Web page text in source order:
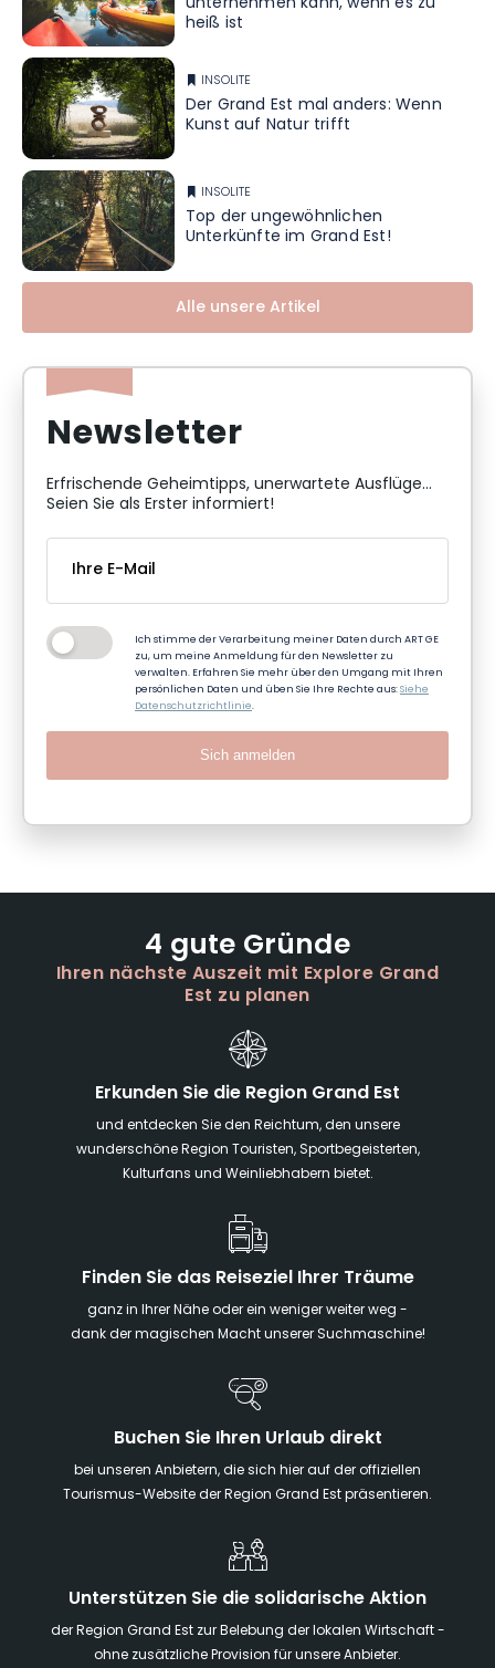
heiß ist
INSOLITE
Der Grand Est mal anders: Wenn
Kunst auf Natur trifft
INSOLITE
Top der ungewöhnlichen
Unterkünfte im Grand Est!
Alle unsere Artikel
Newsletter
Erfrischende Geheimtipps, unerwartete Ausflüge...
Seien Sie als Erster informiert!
Ich stimme der Verarbeitung meiner Daten durch ART GE
zu, um meine Anmeldung für den Newsletter zu
verwalten. Erfahren Sie mehr über den Umgang mit Ihren
persönlichen Daten und üben Sie Ihre Rechte aus:Siehe
Datenschutzrichtlinie.
Sich anmelden
4 gute Gründe
Ihren nächste Auszeit mit Explore Grand
Est zu planen
Erkunden Sie die Region Grand Est
und entdecken Sie den Reichtum, den unsere
wunderschöne Region Touristen, Sportbegeisterten,
Kulturfans und Weinliebhabern bietet.
Finden Sie das Reiseziel Ihrer Träume
ganz in Ihrer Nähe oder ein weniger weiter weg -
dank der magischen Macht unserer Suchmaschine!
Buchen Sie Ihren Urlaub direkt
bei unseren Anbietern, die sich hier auf der offiziellen
Tourismus-Website der Region Grand Est präsentieren.
Unterstützen Sie die solidarische Aktion
der Region Grand Est zur Belebung der lokalen Wirtschaft -
ohne zusätzliche Provision für unsere Anbieter.